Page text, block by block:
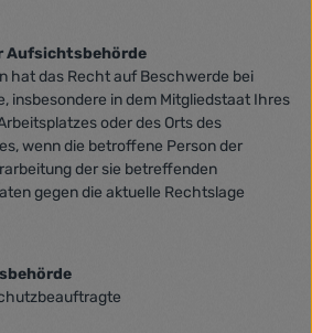
Aufsichtsbehörde
hat das Recht auf Beschwerde bei
insbesondere in dem Mitgliedstaat Ihres
oder des Orts des
wenn die betroffene Person der
der sie betreffenden
gegen die aktuelle Rechtslage